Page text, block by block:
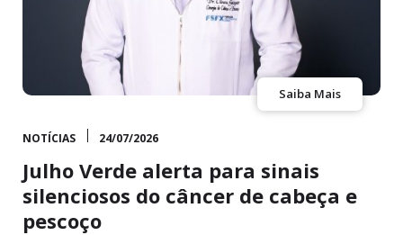
Saiba Mais
NOTÍCIAS 24/07/2026
Julho Verde alerta para sinais
silenciosos do câncer de cabeça e
pescoço